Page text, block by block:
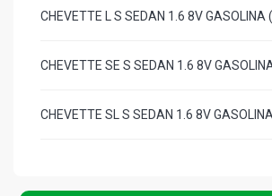
CHEVETTE L S SEDAN 1.6 8V
CHEVETTE SE S SEDAN 1.6 8V
CHEVETTE SL S SEDAN 1.6 8V